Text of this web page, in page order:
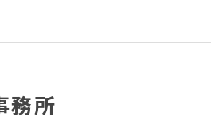
務所